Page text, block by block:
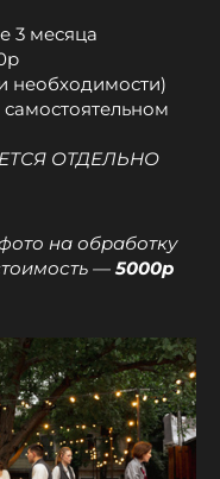
3 месяца
необходимости)
ОТДЕЛЬНО
на обработку
— 5000р